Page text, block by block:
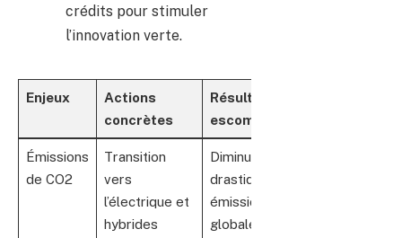
crédits pour stimuler
l’innovation verte.
Enjeux
Actions
concrètes
Résultats
escomptés
Émissions
de CO2
Transition
vers
l’électrique et
hybrides
Diminution
drastique des
émissions
globales